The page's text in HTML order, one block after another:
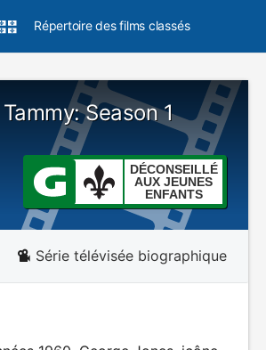
Répertoire des films classés
Season 1
DÉCONSEILLÉ
AUX JEUNES
ENFANTS
Série télévisée biographique